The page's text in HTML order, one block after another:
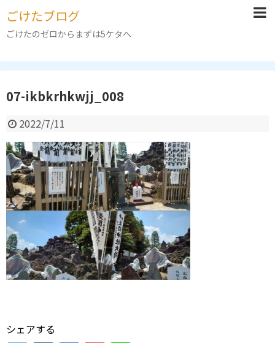
ごけたブログ
ごけたのゼロからまずは5ケタへ
07-ikbkrhkwjj_008
2022/7/11
シェアする